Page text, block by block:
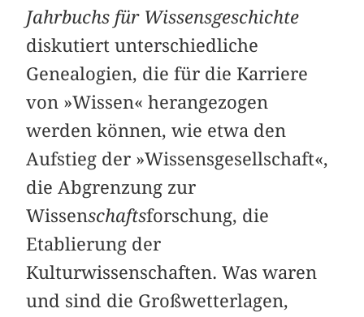
Jahrbuchs für Wissensgeschichte
diskutiert unterschiedliche
Genealogien, die für die Karriere
von »Wissen« herangezogen
werden können, wie etwa den
Aufstieg der »Wissensgesellschaft«,
die Abgrenzung zur
Wissenschaftsforschung, die
Etablierung der
Kulturwissenschaften. Was waren
und sind die Großwetterlagen,